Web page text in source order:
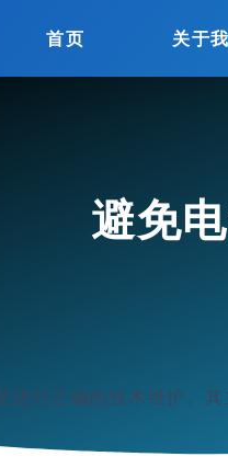
首页 关于
避免
进行正确的技术维护。